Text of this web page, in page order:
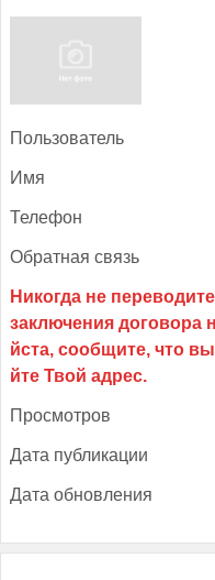
Поль­зо­ватель
Имя
Те­лефон
Об­ратная связь
Прос­мотров
Да­та пуб­ли­кации
Да­та об­новле­ния